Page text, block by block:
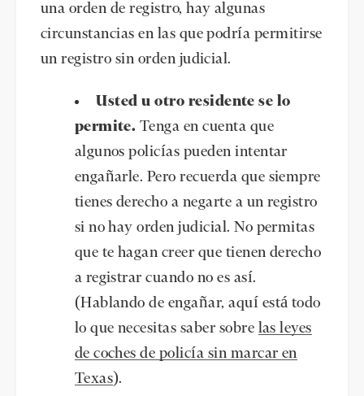
una orden de registro, hay algunas
circunstancias en las que podría permitirse
un registro sin orden judicial.
Usted u otro residente se lo
permite. Tenga en cuenta que
algunos policías pueden intentar
engañarle. Pero recuerda que siempre
tienes derecho a negarte a un registro
si no hay orden judicial. No permitas
que te hagan creer que tienen derecho
a registrar cuando no es así.
(Hablando de engañar, aquí está todo
lo que necesitas saber sobre las leyes
de coches de policía sin marcar en
Texas).